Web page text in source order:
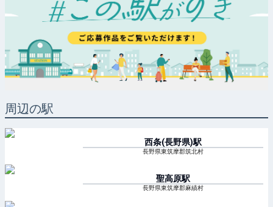
周辺の駅
西条(長野県)駅
長野県東筑摩郡筑北村
聖高原駅
長野県東筑摩郡麻績村